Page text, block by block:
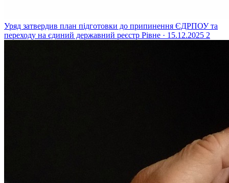
Уряд затвердив план підготовки до припинення ЄДРПОУ та
переходу на єдиний державний реєстр Рівне · 15.12.2025 2